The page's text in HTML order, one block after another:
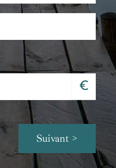
€
Suivant >